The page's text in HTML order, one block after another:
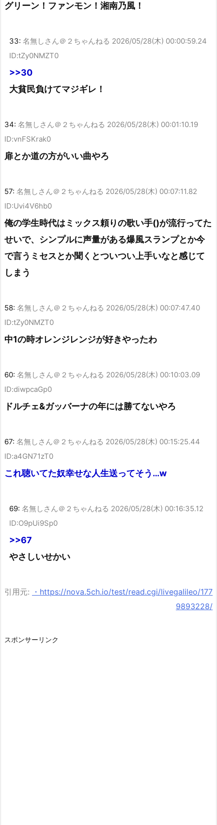
グリーン！ファンモン！湘南乃風！
33: 名無しさん＠２ちゃんねる 2026/05/28(木) 00:00:59.24
ID:tZy0NMZT0
>>30
大貧民負けてマジギレ！
34: 名無しさん＠２ちゃんねる 2026/05/28(木) 00:01:10.19
ID:vnFSKrak0
扉とか道の方がいい曲やろ
57: 名無しさん＠２ちゃんねる 2026/05/28(木) 00:07:11.82
ID:Uvi4V6hb0
俺の学生時代はミックス頼りの歌い手()が流行ってた
せいで、シンプルに声量がある爆風スランプとか今
で言うミセスとか聞くとついつい上手いなと感じて
しまう
58: 名無しさん＠２ちゃんねる 2026/05/28(木) 00:07:47.40
ID:tZy0NMZT0
中1の時オレンジレンジが好きやったわ
60: 名無しさん＠２ちゃんねる 2026/05/28(木) 00:10:03.09
ID:diwpcaGp0
ドルチェ&ガッバーナの年には勝てないやろ
67: 名無しさん＠２ちゃんねる 2026/05/28(木) 00:15:25.44
ID:a4GN71zT0
これ聴いてた奴幸せな人生送ってそう…w
69: 名無しさん＠２ちゃんねる 2026/05/28(木) 00:16:35.12
ID:O9pUi9Sp0
>>67
やさしいせかい
引用元:
・https://nova.5ch.io/test/read.cgi/livegalileo/177
9893228/
スポンサーリンク